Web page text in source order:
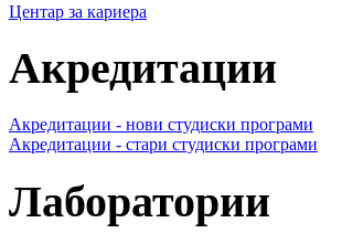
Центар за кариера
Акредитации
Акредитации - нови студиски програми
Акредитации - стари студиски програми
Лаборатории